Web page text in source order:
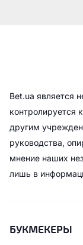
Bet.ua является
контролируется
другим
руководства,
мнение наших
лишь в
БУКМЕКЕРЫ